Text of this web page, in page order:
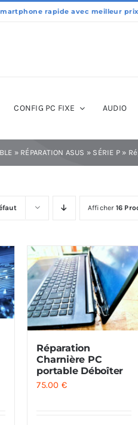
CONFIG PC FIXE AUDIO
» RÉPARATION ASUS » SÉRIE P»
Afficher 16
Réparation
Charnière PC
portable Déboîter
75.00 €